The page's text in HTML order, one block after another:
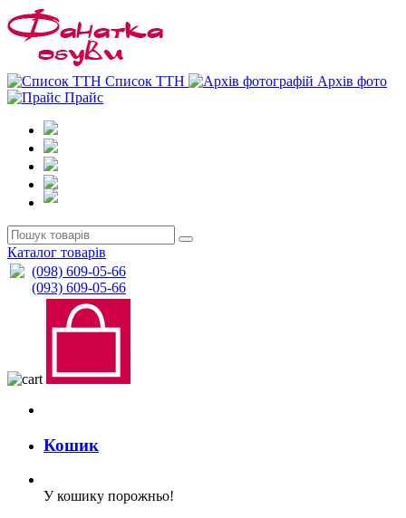
Список ТТН
Архів фото
Прайс
Каталог товарів
(098) 609-05-66
(093) 609-05-66
Кошик
У кошику порожньо!